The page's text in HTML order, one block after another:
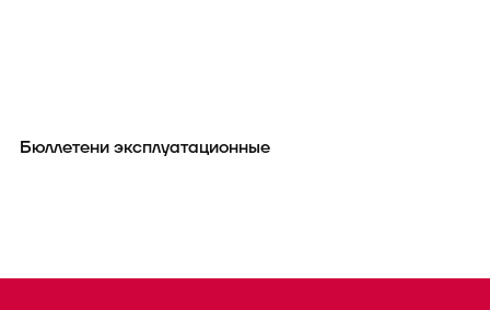
Бюллетени эксплуатационные